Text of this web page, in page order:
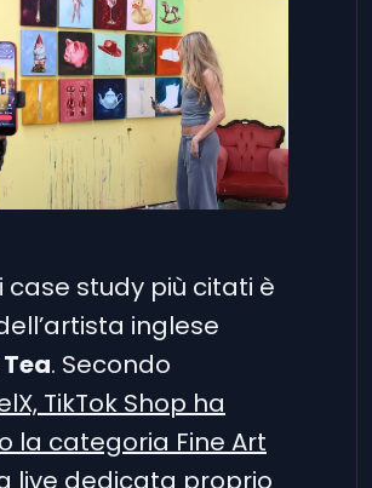
case study più citati è
inglese
. Secondo
TikTok Shop ha
la categoria Fine Art
live dedicata proprio